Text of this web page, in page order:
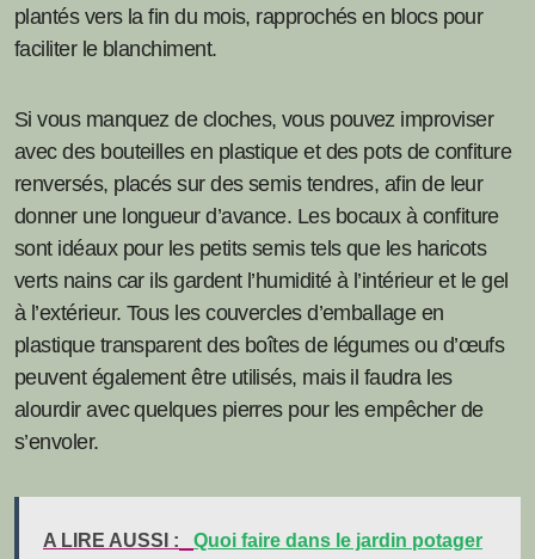
plantés vers la fin du mois, rapprochés en blocs pour
faciliter le blanchiment.
Si vous manquez de cloches, vous pouvez improviser
avec des bouteilles en plastique et des pots de confiture
renversés, placés sur des semis tendres, afin de leur
donner une longueur d’avance. Les bocaux à confiture
sont idéaux pour les petits semis tels que les haricots
verts nains car ils gardent l’humidité à l’intérieur et le gel
à l’extérieur. Tous les couvercles d’emballage en
plastique transparent des boîtes de légumes ou d’œufs
peuvent également être utilisés, mais il faudra les
alourdir avec quelques pierres pour les empêcher de
s’envoler.
A LIRE AUSSI :
Quoi faire dans le jardin potager